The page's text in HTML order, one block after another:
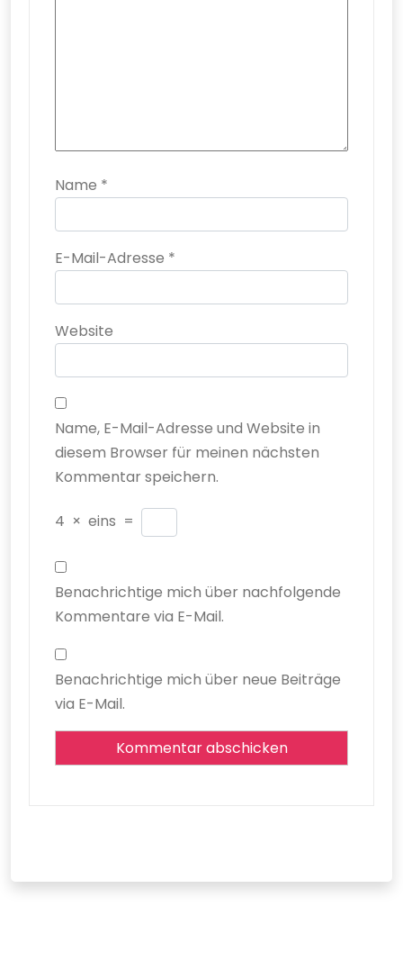
Name *
E-Mail-Adresse *
Website
Name, E-Mail-Adresse und Website in
diesem Browser für meinen nächsten
Kommentar speichern.
4 × eins =
Benachrichtige mich über nachfolgende
Kommentare via E-Mail.
Benachrichtige mich über neue Beiträge
via E-Mail.